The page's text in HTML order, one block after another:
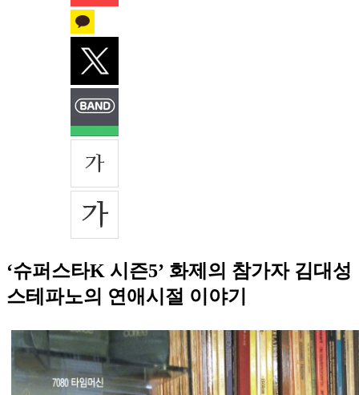
‘슈퍼스타K 시즌5’ 화제의 참가자 김대성
스테파노의 연애시절 이야기